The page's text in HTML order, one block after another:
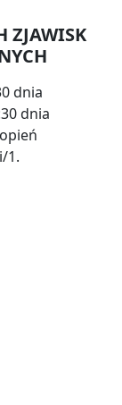
ZJAWISK
dnia
dnia
1.